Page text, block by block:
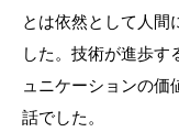
とは依然として人間
した。技術が進歩す
ュニケーションの価
話でした。